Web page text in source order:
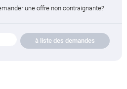
une offre non contraignante?
à liste des demandes